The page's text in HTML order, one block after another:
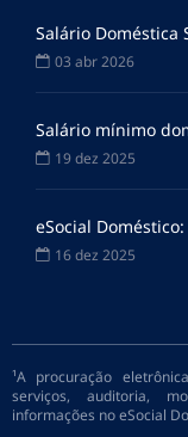
Salário Doméstica
03 abr 2026
Salário mínimo
19 dez 2025
eSocial
16 dez 2025
¹A procuração
serviços, auditoria,
informações no eSocial